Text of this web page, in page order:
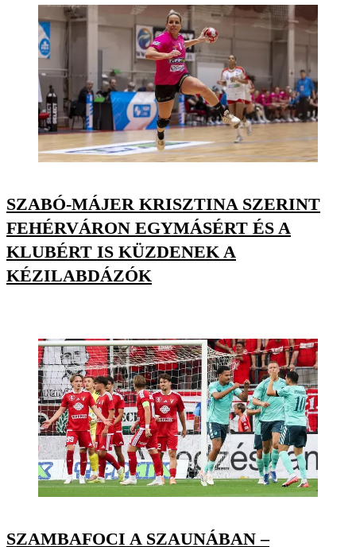
SZABÓ-MÁJER KRISZTINA SZERINT
FEHÉRVÁRON EGYMÁSÉRT ÉS A
KLUBÉRT IS KÜZDENEK A
KÉZILABDÁZÓK
SZAMBAFOCI A SZAUNÁBAN –